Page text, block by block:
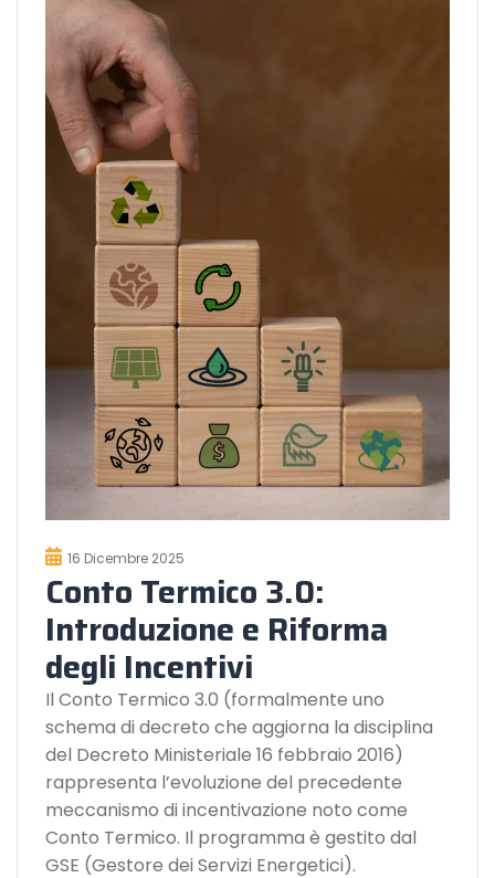
16 Dicembre 2025
Conto Termico 3.0:
Introduzione e Riforma
degli Incentivi
Il Conto Termico 3.0 (formalmente uno
schema di decreto che aggiorna la disciplina
del Decreto Ministeriale 16 febbraio 2016)
rappresenta l’evoluzione del precedente
meccanismo di incentivazione noto come
Conto Termico. Il programma è gestito dal
GSE (Gestore dei Servizi Energetici).